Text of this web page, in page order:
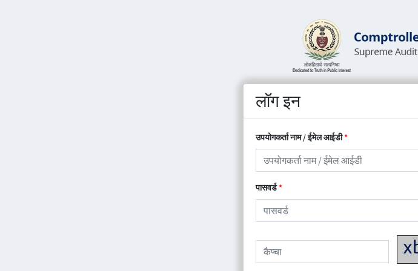
लॉग इन
उपयोगकर्ता नाम / ईमेल आईडी
पासवर्ड